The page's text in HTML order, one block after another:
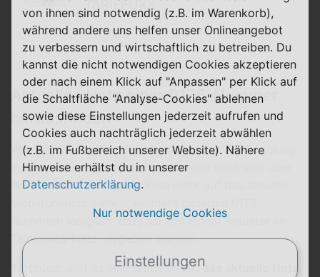
TARIFFUXX
Aktuelles Netz einer 0176-Nummer
herausfinden
Wie bereits erwähnt: Durch die gesetzliche Regelung
zur Portierung der Mobilfunknummer lässt sich über
die Vorwahl kein Rückschluss mehr auf das aktuelle
Nummern lediglich, dass sie von einem Anbieter im
Telefónica-Netz vergeben wurden.
Trotzdem gibt es eine Möglichkeit, das aktuelle Netz
von ihnen sind notwendig (z.B. im Warenkorb),
während andere uns helfen unser Onlineangebot
zu verbessern und wirtschaftlich zu betreiben. Du
kannst die nicht notwendigen Cookies akzeptieren
oder nach einem Klick auf "Anpassen" per Klick auf
die Schaltfläche "Analyse-Cookies" ablehnen
sowie diese Einstellungen jederzeit aufrufen und
Cookies auch nachträglich jederzeit abwählen
(z.B. im Fußbereich unserer Website). Nähere
Hinweise erhältst du in unserer
Datenschutzerklärung.
Nur notwendige Cookies
Einstellungen